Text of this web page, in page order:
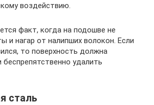
воздействию.
факт, когда на подошве не
и нагар от налипших волокон. Если
то поверхность должна
беспрепятственно удалить
сталь